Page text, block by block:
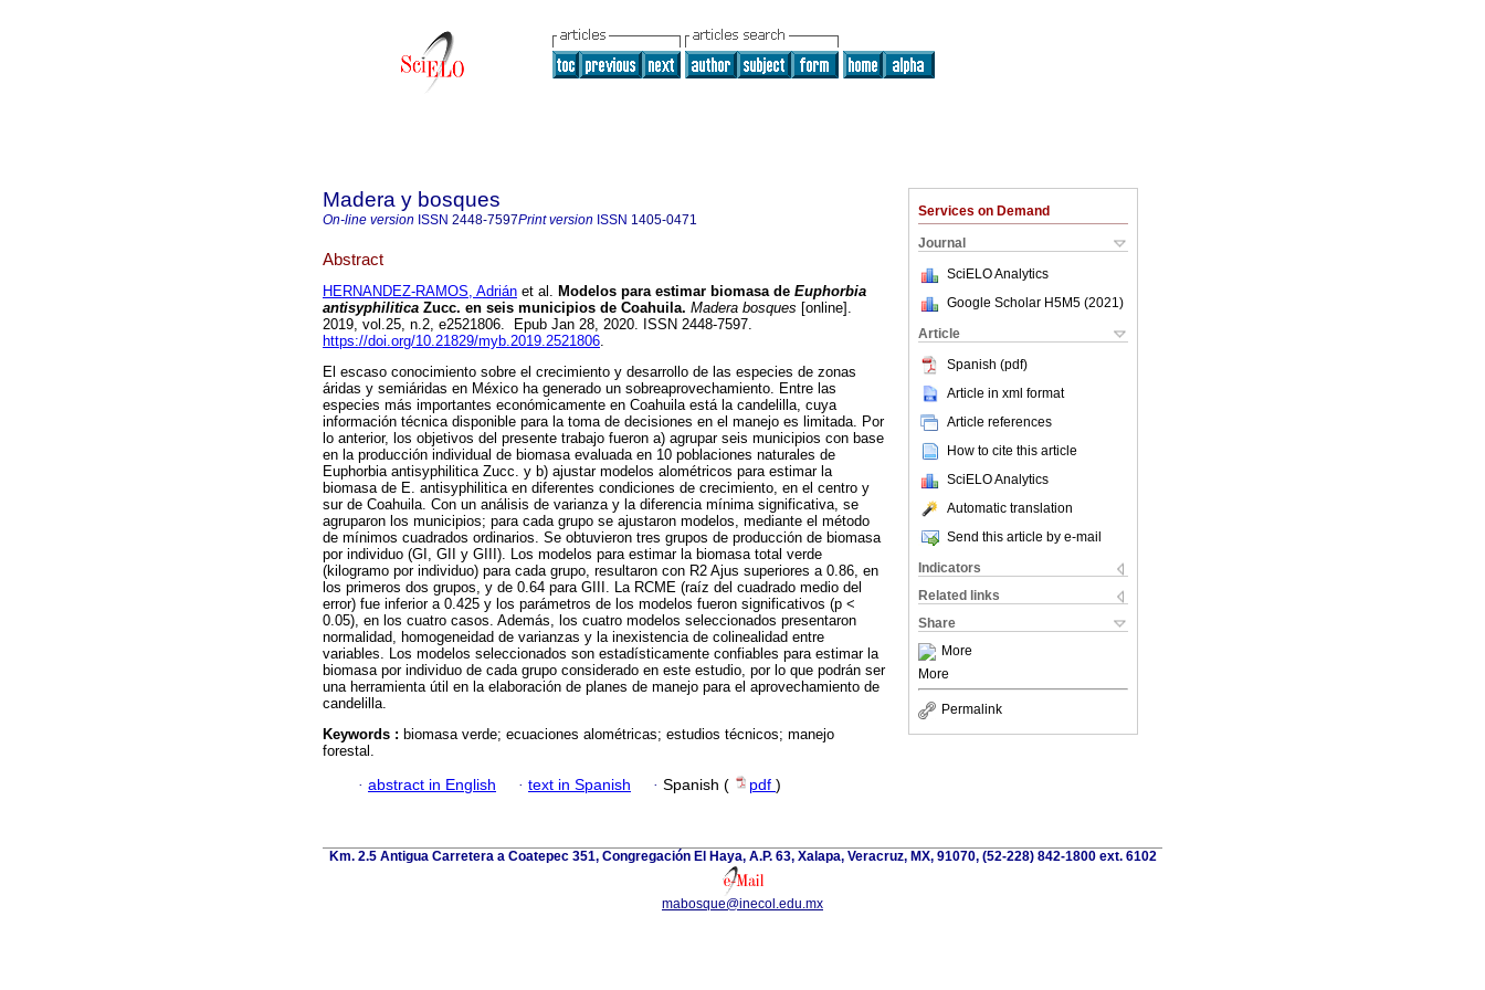
Services on Demand
Journal
SciELO Analytics
Google Scholar H5M5 (2021 )
Article
Spanish (pdf)
Article in xml format
Article references
How to cite this article
SciELO Analytics
Automatic translation
Send this article by e-mail
Indicators
Related links
Share
More
More
Permalink
Madera y bosques
On-line version ISSN 2448-7597Print version ISSN 1405-0471
Abstract
HERNANDEZ-RAMOS, Adrián et al. Modelos para estimar biomasa de Euphorbia
antisyphilitica Zucc. en seis municipios de Coahuila. Madera bosques [online].
2019, vol.25, n.2, e2521806. Epub Jan 28, 2020. ISSN 2448-7597.
https://doi.org/10.21829/myb.2019.2521806.
El escaso conocimiento sobre el crecimiento y desarrollo de las especies de zonas
áridas y semiáridas en México ha generado un sobreaprovechamiento. Entre las
especies más importantes económicamente en Coahuila está la candelilla, cuya
información técnica disponible para la toma de decisiones en el manejo es limitada. Por
lo anterior, los objetivos del presente trabajo fueron a) agrupar seis municipios con base
en la producción individual de biomasa evaluada en 10 poblaciones naturales de
Euphorbia antisyphilitica Zucc. y b) ajustar modelos alométricos para estimar la
biomasa de E. antisyphilitica en diferentes condiciones de crecimiento, en el centro y
sur de Coahuila. Con un análisis de varianza y la diferencia mínima significativa, se
agruparon los municipios; para cada grupo se ajustaron modelos, mediante el método
de mínimos cuadrados ordinarios. Se obtuvieron tres grupos de producción de biomasa
por individuo (GI, GII y GIII). Los modelos para estimar la biomasa total verde
(kilogramo por individuo) para cada grupo, resultaron con R2 Ajus superiores a 0.86, en
los primeros dos grupos, y de 0.64 para GIII. La RCME (raíz del cuadrado medio del
error) fue inferior a 0.425 y los parámetros de los modelos fueron significativos (p <
0.05), en los cuatro casos. Además, los cuatro modelos seleccionados presentaron
normalidad, homogeneidad de varianzas y la inexistencia de colinealidad entre
variables. Los modelos seleccionados son estadísticamente confiables para estimar la
biomasa por individuo de cada grupo considerado en este estudio, por lo que podrán ser
una herramienta útil en la elaboración de planes de manejo para el aprovechamiento de
candelilla.
Keywords : biomasa verde; ecuaciones alométricas; estudios técnicos; manejo
forestal.
· abstract in English · text in Spanish · Spanish ( pdf )
Km. 2.5 Antigua Carretera a Coatepec 351, Congregación El Haya, A.P. 63, Xalapa, Veracruz, MX, 91070, (52-228) 842-1800 ext. 6102
mabosque@inecol.edu.mx